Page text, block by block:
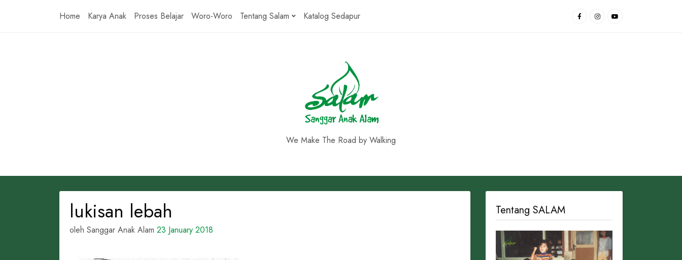
Home Karya Anak Proses Belajar Woro-Woro Tentang Salam Katalog Sedapur
We Make The Road by Walking
lukisan lebah
oleh Sanggar Anak Alam 23 January 2018
Tentang SALAM